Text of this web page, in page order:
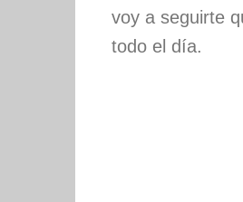
voy a seguirte
todo el día.